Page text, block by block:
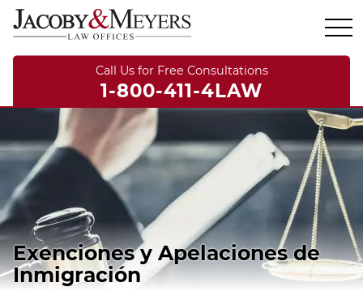
Call Us for Free Consultations
1-800-411-4LAW
Exenciones y Apelaciones de
Inmigración